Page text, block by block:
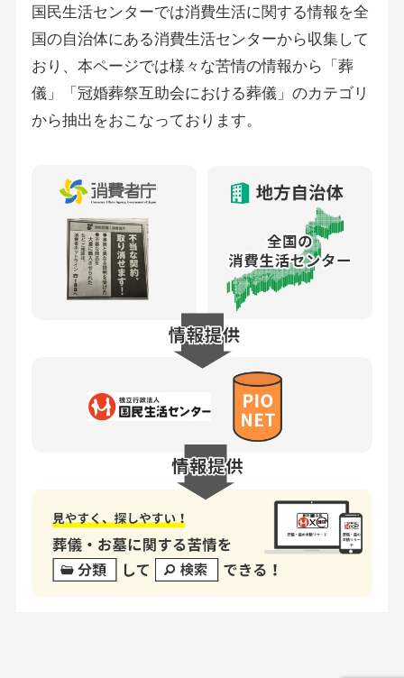
国民生活センターでは消費生活に関する情報を全
国の自治体にある消費生活センターから収集して
おり、本ページでは様々な苦情の情報から「葬
儀」「冠婚葬祭互助会における葬儀」のカテゴリ
から抽出をおこなっております。